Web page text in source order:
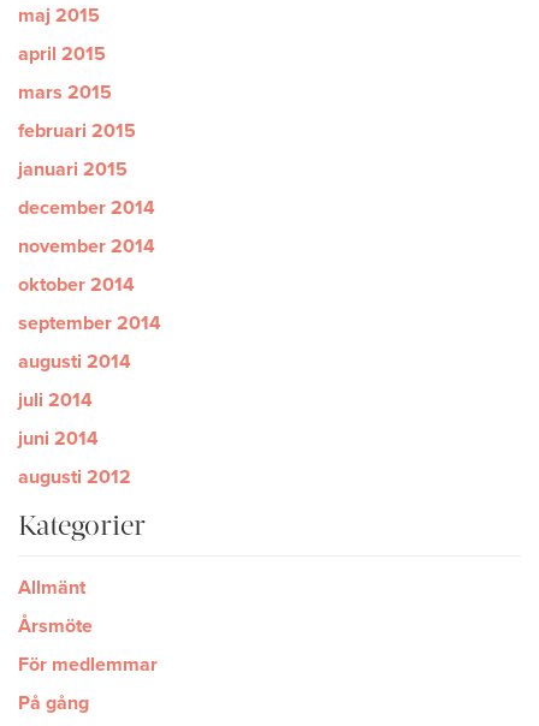
maj 2015
april 2015
mars 2015
februari 2015
januari 2015
december 2014
november 2014
oktober 2014
september 2014
augusti 2014
juli 2014
juni 2014
augusti 2012
Kategorier
Allmänt
Årsmöte
För medlemmar
På gång